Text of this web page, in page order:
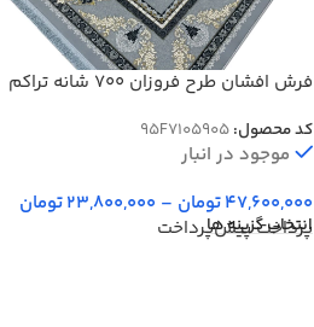
فرش افشان طرح فروزان 700 شانه تراکم
کد محصول:95F7105905
موجود در انبار
47,600,000تومان –
23,800,000تومان
انتخاب گزینه ها
پرداخت پیش‌پرداخت